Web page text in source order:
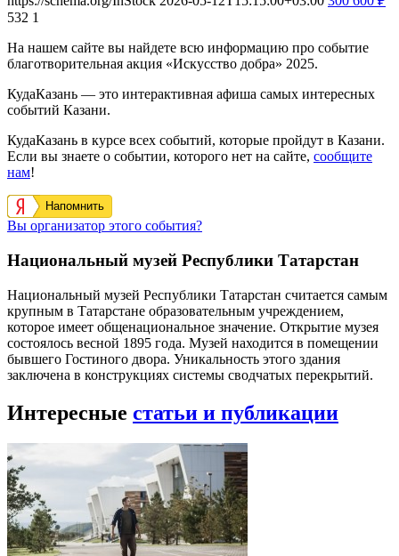
532 1
На нашем сайте вы найдете всю информацию про событие
благотворительная акция «Искусство добра» 2025.
КудаКазань — это интерактивная афиша самых интересных
событий Казани.
КудаКазань в курсе всех событий, которые пройдут в Казани.
Если вы знаете о событии, которого нет на сайте, сообщите
нам!
Напомнить
Вы организатор этого события?
Национальный музей Республики Татарстан
Национальный музей Республики Татарстан считается самым
крупным в Татарстане образовательным учреждением,
которое имеет общенациональное значение. Открытие музея
состоялось весной 1895 года. Музей находится в помещении
бывшего Гостиного двора. Уникальность этого здания
заключена в конструкциях системы сводчатых перекрытий.
Интересные статьи и публикации